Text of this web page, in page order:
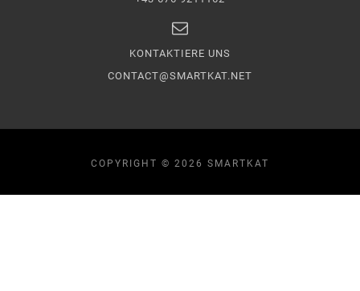
KONTAKTIERE UNS
CONTACT@SMARTKAT.NET
COPYRIGHT © 2026 SMARTKAT